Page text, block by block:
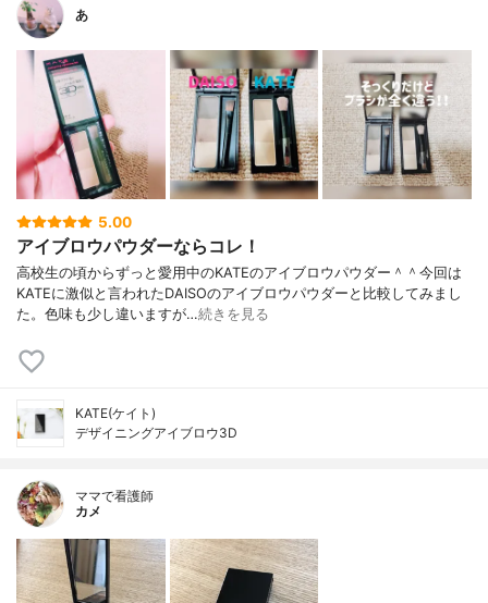
あ
5.00
アイブロウパウダーならコレ！
高校生の頃からずっと愛用中のKATEのアイブロウパウダー＾＾今回は
KATEに激似と言われたDAISOのアイブロウパウダーと比較してみまし
た。色味も少し違いますが…続きを見る
KATE(ケイト)
デザイニングアイブロウ3D
ママで看護師
カメ